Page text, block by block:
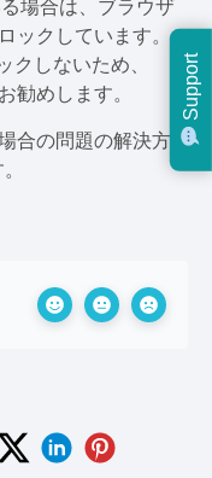
場合は、ブラウザ
ックしています。
しないため、
めします。
合の問題の解決方
Support